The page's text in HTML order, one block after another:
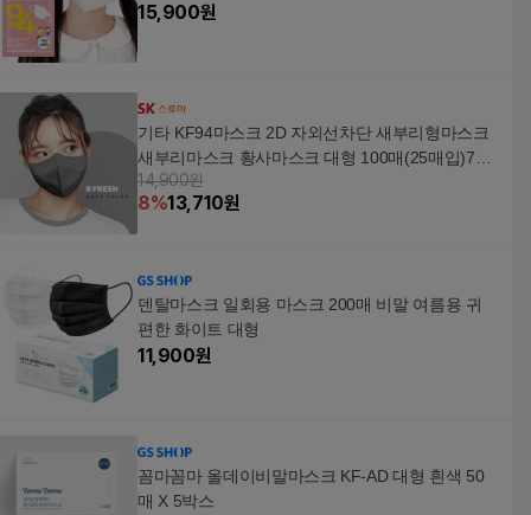
15,900원
기타 KF94마스크 2D 자외선차단 새부리형마스크
새부리마스크 황사마스크 대형 100매(25매입)7컬
러/일회용/최저가/귀편한/여름용
14,900원
8%13,710원
덴탈마스크 일회용 마스크 200매 비말 여름용 귀
편한 화이트 대형
11,900원
꼼마꼼마 올데이비말마스크 KF-AD 대형 흰색 50
매 X 5박스